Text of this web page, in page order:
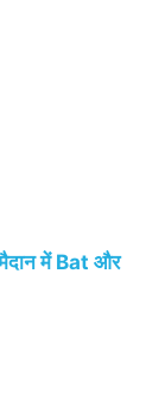
में Bat और